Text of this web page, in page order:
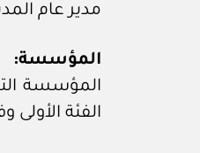
مدير عام
المؤسسة:
المؤسسة
الفئة